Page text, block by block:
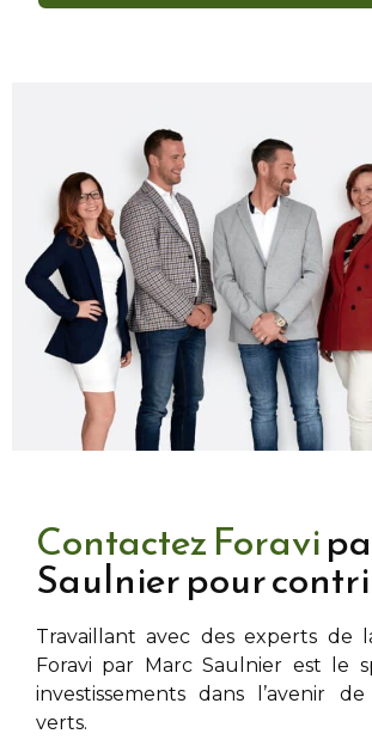
Contactez Foravi
Saulnier pour
Travaillant avec des experts de
Foravi par Marc Saulnier est le
investissements dans l’avenir
verts.